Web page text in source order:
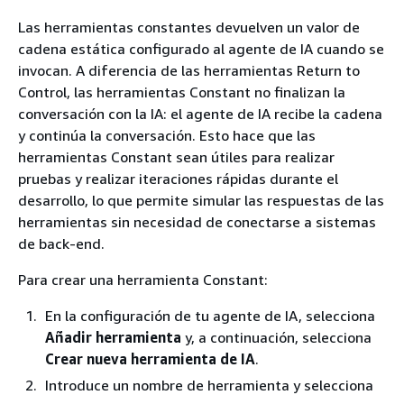
Las herramientas constantes devuelven un valor de
cadena estática configurado al agente de IA cuando se
invocan. A diferencia de las herramientas Return to
Control, las herramientas Constant no finalizan la
conversación con la IA: el agente de IA recibe la cadena
y continúa la conversación. Esto hace que las
herramientas Constant sean útiles para realizar
pruebas y realizar iteraciones rápidas durante el
desarrollo, lo que permite simular las respuestas de las
herramientas sin necesidad de conectarse a sistemas
de back-end.
Para crear una herramienta Constant:
En la configuración de tu agente de IA, selecciona
Añadir herramienta y, a continuación, selecciona
Crear nueva herramienta de IA.
Introduce un nombre de herramienta y selecciona